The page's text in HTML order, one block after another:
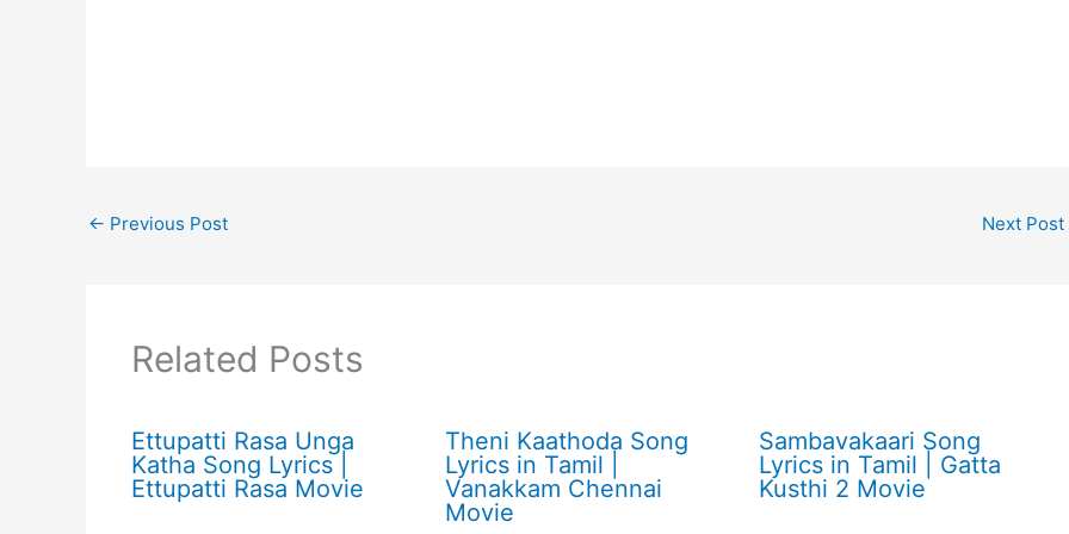
← Previous Post Next Post
Related Posts
Ettupatti Rasa Unga
Katha Song Lyrics |
Ettupatti Rasa Movie
Theni Kaathoda Song
Lyrics in Tamil |
Vanakkam Chennai
Movie
Sambavakaari Song
Lyrics in Tamil | Gatta
Kusthi 2 Movie